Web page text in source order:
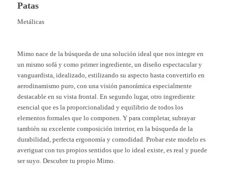
Patas
Metálicas
Mimo nace de la búsqueda de una solución ideal que nos integre en
un mismo sofá y como primer ingrediente, un diseño espectacular y
vanguardista, idealizado, estilizando su aspecto hasta convertirlo en
aerodinamismo puro, con una visión panorámica especialmente
destacable en su vista frontal. En segundo lugar, otro ingrediente
esencial que es la proporcionalidad y equilibrio de todos los
elementos formales que lo componen. Y para completar, subrayar
también su excelente composición interior, en la búsqueda de la
durabilidad, perfecta ergonomía y comodidad. Probar este modelo es
averiguar con tus propios sentidos que lo ideal existe, es real y puede
ser suyo. Descubre tu propio Mimo.